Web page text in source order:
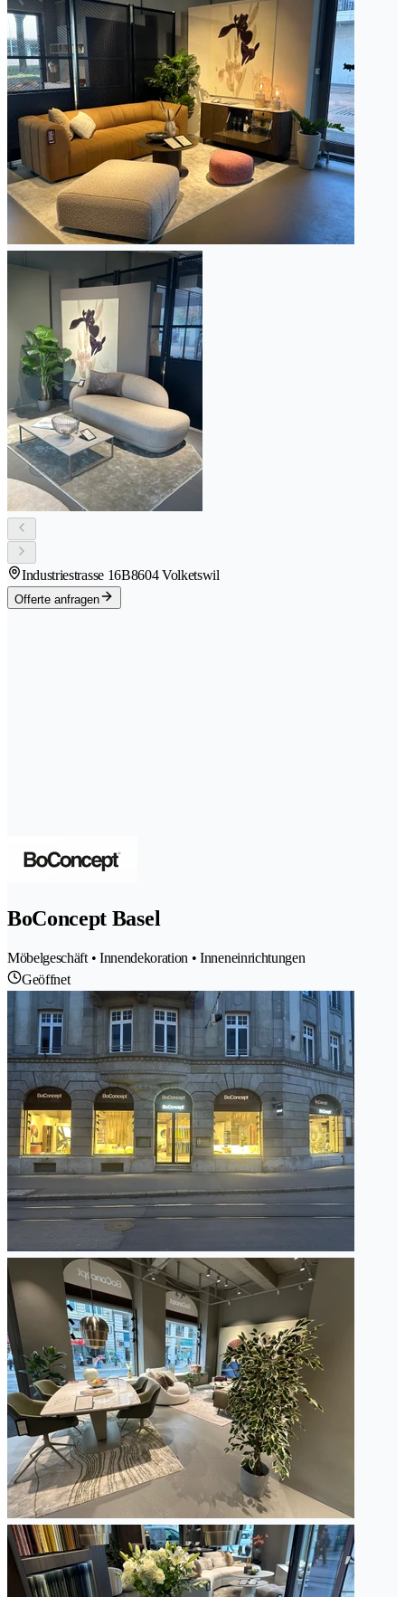
Industriestrasse 16B8604 Volketswil
Offerte anfragen
BoConcept Basel
Möbelgeschäft • Innendekoration • Inneneinrichtungen
Geöffnet